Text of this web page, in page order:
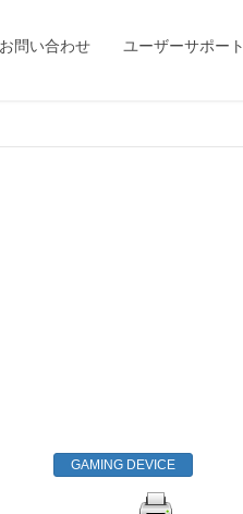
お問い合わせ ユーザーサポート
GAMING DEVICE